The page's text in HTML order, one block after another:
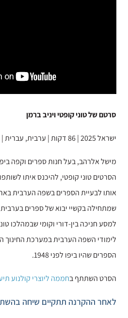
סרטם של טוני קופטי ויניב ברמן
ישראל 2025 | 86 דקות | ערבית, עברית | כתוביות בעברית
מישל אלרהב, בעל חנות ספרים וקפה
הסרטים טוני קופטי, להיכנס איתו
אותו לבעיית הספרים בשפה הערבית
שמתחילה בקשיי יבוא של ספרים
למסע חניכה בין-דורי וקומי שבמהלכו
לימודי השפה הערבית במערכת החינוך
הספרים שהיו ביפו לפני 1948.
הסרט השתתף בחממה ליוצרי קולנוע
לאחר ההקרנה תתקיים שיחה